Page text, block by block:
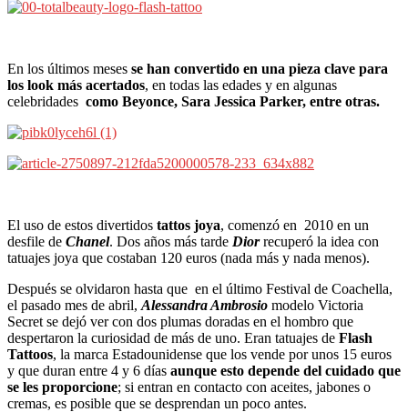
En los últimos meses se han convertido en una pieza clave para
los look más acertados, en todas las edades y en algunas
celebridades como Beyonce, Sara Jessica Parker, entre otras.
El uso de estos divertidos tattos joya, comenzó en 2010 en un
desfile de Chanel. Dos años más tarde Diorrecuperó la idea con
tatuajes joya que costaban 120 euros (nada más y nada menos).
Después se olvidaron hasta que en el último Festival de Coachella,
el pasado mes de abril, Alessandra Ambrosio modelo Victoria
Secret se dejó ver con dos plumas doradas en el hombro que
despertaron la curiosidad de más de uno. Eran tatuajes de Flash
Tattoos, la marca Estadounidense que los vende por unos 15 euros
y que duran entre 4 y 6 días aunque esto depende del cuidado que
se les proporcione; si entran en contacto con aceites, jabones o
cremas, es posible que se desprendan un poco antes.